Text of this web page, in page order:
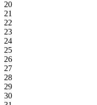
20
21
22
23
24
25
26
27
28
29
30